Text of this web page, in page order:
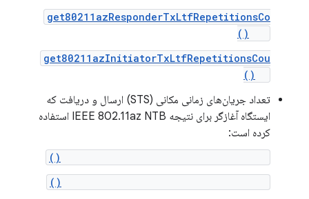
get80211azResponderTxLtfRepetitionsCo
get80211azInitiatorTxLtfRepetitionsCou
تعداد جریان‌های زمانی مکانی (STS) ارسال و دریافت که
ایستگاه آغازگر برای نتیجه IEEE 802.11az NTB استفاده
کرده است: